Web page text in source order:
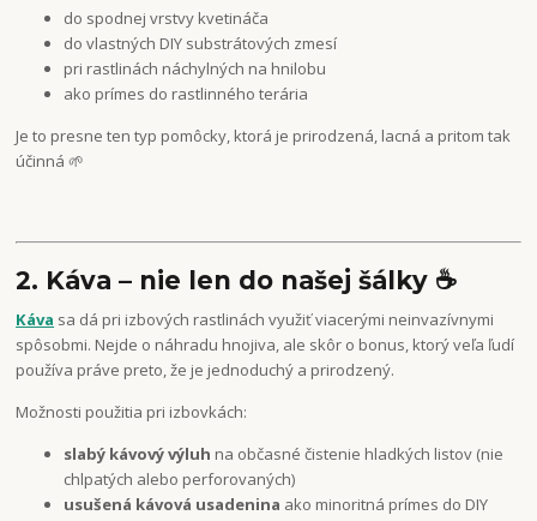
do spodnej vrstvy kvetináča
do vlastných DIY substrátových zmesí
pri rastlinách náchylných na hnilobu
ako prímes do rastlinného terária
Je to presne ten typ pomôcky, ktorá je prirodzená, lacná a pritom tak
účinná 🌱
2. Káva – nie len do našej šálky ☕
Káva sa dá pri izbových rastlinách využiť viacerými neinvazívnymi
spôsobmi. Nejde o náhradu hnojiva, ale skôr o bonus, ktorý veľa ľudí
používa práve preto, že je jednoduchý a prirodzený.
Možnosti použitia pri izbovkách:
slabý kávový výluh na občasné čistenie hladkých listov (nie
chlpatých alebo perforovaných)
usušená kávová usadenina ako minoritná prímes do DIY